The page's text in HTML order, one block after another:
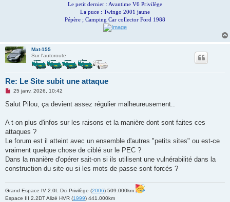
Le petit dernier : Avantime V6 Privilège
La puce : Twingo 2001 jaune
Pépère ; Camping Car collector Ford 1988
Mat-155
Sur l'autoroute
Re: Le Site subit une attaque
M
s
g
n
o
l
u
25 janv. 2026, 10:42
Salut Pilou, ça devient assez régulier malheureusement..
A t-on plus d'infos sur les raisons et la manière dont sont faites ces
attaques ?
Le forum est il atteint avec un ensemble d'autres "petits sites" ou est-ce
vraiment quelque chose de ciblé sur le PEC ?
Dans la manière d'opérer sait-on si ils utilisent une vulnérabilité dans la
construction du site ou si les mots de passe sont forcés ?
Grand Espace IV 2.0L Dci Privilège (2006) 509.000km
Espace III 2.2DT Alizé HVR (1999) 441.000km